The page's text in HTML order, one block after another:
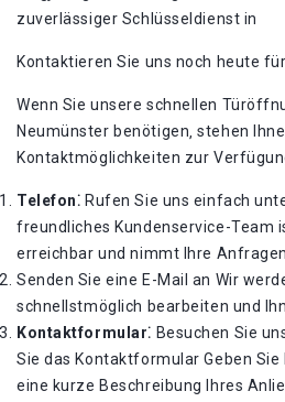
zuverlässiger Schlüsseldienst in
Kontaktieren Sie uns noch heute
Wenn Sie unsere schnellen
Neumünster benötigen‚ stehen
Kontaktmöglichkeiten zur
Telefon⁚ Rufen Sie uns einfach
freundliches Kundenservice-Team
erreichbar und nimmt Ihre Anfragen
Senden Sie eine E-Mail an Wir
schnellstmöglich bearbeiten und
Kontaktformular⁚ Besuchen Sie
Sie das Kontaktformular Geben
eine kurze Beschreibung Ihres